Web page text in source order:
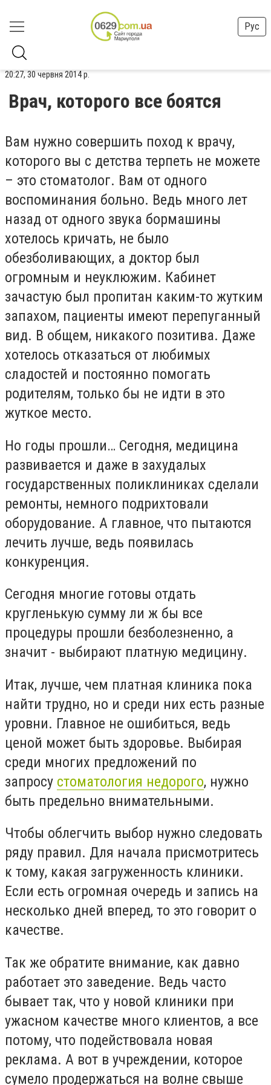
Рус
20:27, 30 червня 2014 р.
Врач, которого все боятся
Вам нужно совершить поход к врачу,
которого вы с детства терпеть не можете
– это стоматолог. Вам от одного
воспоминания больно. Ведь много лет
назад от одного звука бормашины
хотелось кричать, не было
обезболивающих, а доктор был
огромным и неуклюжим. Кабинет
зачастую был пропитан каким-то жутким
запахом, пациенты имеют перепуганный
вид. В общем, никакого позитива. Даже
хотелось отказаться от любимых
сладостей и постоянно помогать
родителям, только бы не идти в это
жуткое место.
Но годы прошли… Сегодня, медицина
развивается и даже в захудалых
государственных поликлиниках сделали
ремонты, немного подрихтовали
оборудование. А главное, что пытаются
лечить лучше, ведь появилась
конкуренция.
Сегодня многие готовы отдать
кругленькую сумму ли ж бы все
процедуры прошли безболезненно, а
значит - выбирают платную медицину.
Итак, лучше, чем платная клиника пока
найти трудно, но и среди них есть разные
уровни. Главное не ошибиться, ведь
ценой может быть здоровье. Выбирая
среди многих предложений по
запросу стоматология недорого, нужно
быть предельно внимательными.
Чтобы облегчить выбор нужно следовать
ряду правил. Для начала присмотритесь
к тому, какая загруженность клиники.
Если есть огромная очередь и запись на
несколько дней вперед, то это говорит о
качестве.
Так же обратите внимание, как давно
работает это заведение. Ведь часто
бывает так, что у новой клиники при
ужасном качестве много клиентов, а все
потому, что подействовала новая
реклама. А вот в учреждении, которое
сумело продержаться на волне свыше